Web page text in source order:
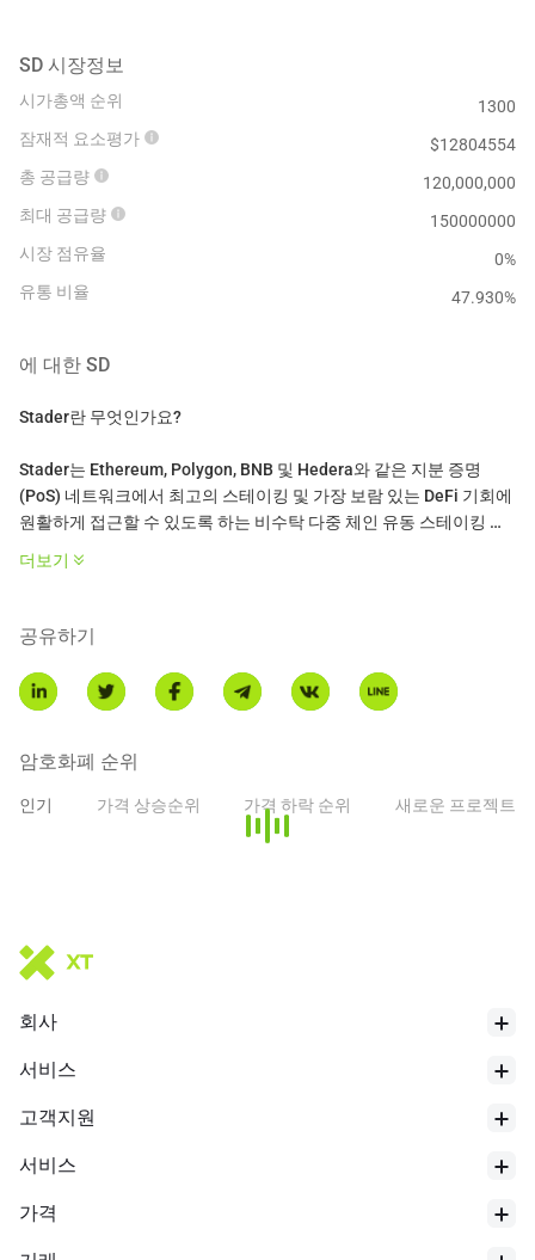
SD 시장정보
시가총액 순위
1300
잠재적 요소평가
$12804554
총 공급량
120,000,000
최대 공급량
150000000
시장 점유율
0%
유통 비율
47.930%
에 대한 SD
Stader란 무엇인가요?
Stader는 Ethereum, Polygon, BNB 및 Hedera와 같은 지분 증명
(PoS) 네트워크에서 최고의 스테이킹 및 가장 보람 있는 DeFi 기회에
원활하게 접근할 수 있도록 하는 비수탁 다중 체인 유동 스테이킹 플
터 거래소, 수탁자 및 암호 자산을 스테이킹하여 보상을 얻으려는 기
SD는 Stader의 거버넌스 토큰입니다. 이는 최대 공급량이 1억 2천만
니다. 이 토큰은 여러 가지 유틸리티를 가지고 있습니다:
SD 유틸리티 풀: 풀에 위임하여 ETH 분산화에 기여하는 SD 보유자에
게 보상을 주는 최초의 유틸리티.
각 검증자당 최소 0.4 ETH 상당의 SD를 보증금으로 제공해야 합니
다.
증자 선택 기준, 프로토콜 확장 등에 대한 투표에 사용될 수 있습니다.
* 이 소개는 AI 번역에 의해 생성되었으며 참고용입니다.
더보기
공유하기
암호화폐 순위
인기 가격 상승순위 가격 하락 순위 새로운 프로젝트
회사
서비스
고객지원
서비스
가격